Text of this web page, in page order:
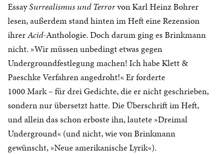
EssaySurrealismus und Terrorvon Karl Heinz Bohrer
lesen, außerdem stand hinten im Heft eine Rezension
ihrerAcid-Anthologie. Doch darum ging es Brinkmann
nicht. »Wir müssen unbedingt etwas gegen
Undergroundfestlegung machen! Ich habe Klett &
Paeschke Verfahren angedroht!« Er forderte
1000 Mark – für drei Gedichte, die er nicht geschrieben,
sondern nur übersetzt hatte. Die Überschrift im Heft,
und allein das schon erboste ihn, lautete »Dreimal
Underground« (und nicht, wie von Brinkmann
gewünscht, »Neue amerikanische Lyrik«).